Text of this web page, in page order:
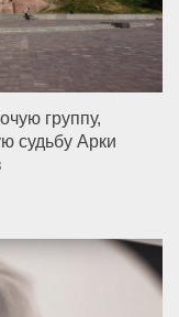
группу,
судьбу Арки